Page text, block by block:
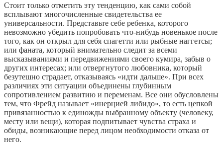
Стоит только отметить эту тенденцию, как сами собой
всплывают многочисленные свидетельства ее
универсальности. Представьте себе ребенка, которого
невозможно убедить попробовать что-нибудь новенькое после
того, как он открыл для себя спагетти или рыбные наггетсы;
или фаната, который внимательно следит за всеми
высказываниями и передвижениями своего кумира, забыв о
других интересах; или отвергнутого любовника, который
безутешно страдает, отказываясь «идти дальше». При всех
различиях эти ситуации объединены глубинным
сопротивлением развитию и переменам. Все они обусловлены
тем, что Фрейд называет «инерцией либидо», то есть цепкой
привязанностью к единожды выбранному объекту (человеку,
месту или вещи), которая подпитывает чувства страха и
обиды, возникающие перед лицом необходимости отказа от
него.